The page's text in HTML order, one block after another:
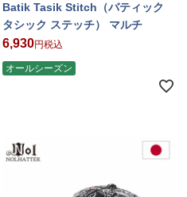
Batik Tasik Stitch（バティック
タシック ステッチ） マルチ
6,930 税込
オールシーズン